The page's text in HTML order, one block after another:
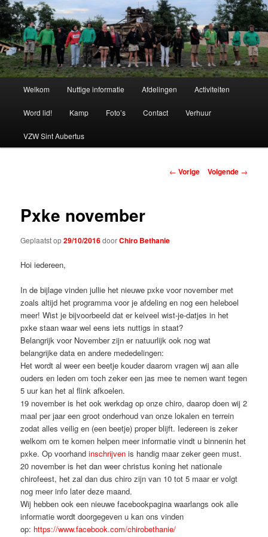
Spring
naar
primaire
inhoudChiro Bethanie
Welkom Nuttige informatie Afdelingen Activiteiten
Word lid! Kamp Foto’s Contact Verhuur
VZW Sint Aubertus
Berichtnavigatie
← Vorige Volgende →
Pxke november
Geplaatst op29/10/2016doorChiro Bethanie
Hoi iedereen,
In de bijlage vinden jullie het nieuwe pxke voor november met
zoals altijd het programma voor je afdeling en nog een heleboel
meer! Wist je bijvoorbeeld dat er keiveel wist-je-datjes in het
pxke staan waar wel eens iets nuttigs in staat?
Belangrijk voor November zijn er natuurlijk ook nog wat
belangrijke data en andere mededelingen:
Het wordt al weer een beetje kouder daarom vragen wij aan alle
ouders en leden om toch zeker een jas mee te nemen want tegen
5 uur kan het al flink afkoelen.
19 november is het ook werkdag op onze chiro, daarop doen wij 2
maal per jaar een groot onderhoud van onze lokalen en terrein
zodat alles veilig en (een beetje) proper blijft. Iedereen is zeker
welkom om te komen helpen meer informatie vindt u binnenin het
pxke. Op voorhandinschrijven is handig maar zeker geen must.
20 november is het dan weer christus koning het nationale
chirofeest, het zal dan dus chiro zijn van 10 tot 5 maar er volgt
nog meer info later deze maand.
Wij hebben ook een nieuwe facebookpagina waarlangs ook alle
informatie wordt doorgegeven u kan ons vinden
op: https://www.facebook.com/chirobethanie/